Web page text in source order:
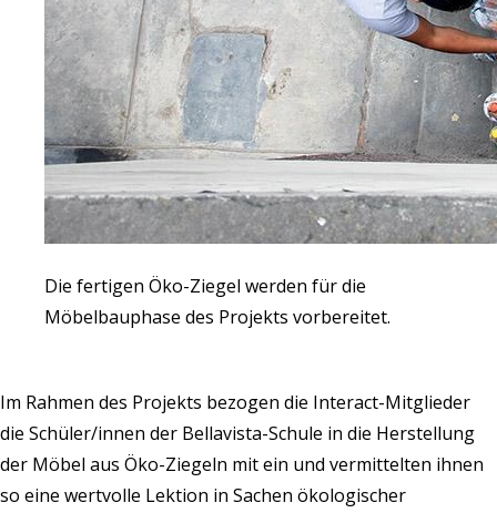
Die fertigen Öko-Ziegel werden für die
Möbelbauphase des Projekts vorbereitet.
Im Rahmen des Projekts bezogen die Interact-Mitglieder
die Schüler/innen der Bellavista-Schule in die Herstellung
der Möbel aus Öko-Ziegeln mit ein und vermittelten ihnen
so eine wertvolle Lektion in Sachen ökologischer